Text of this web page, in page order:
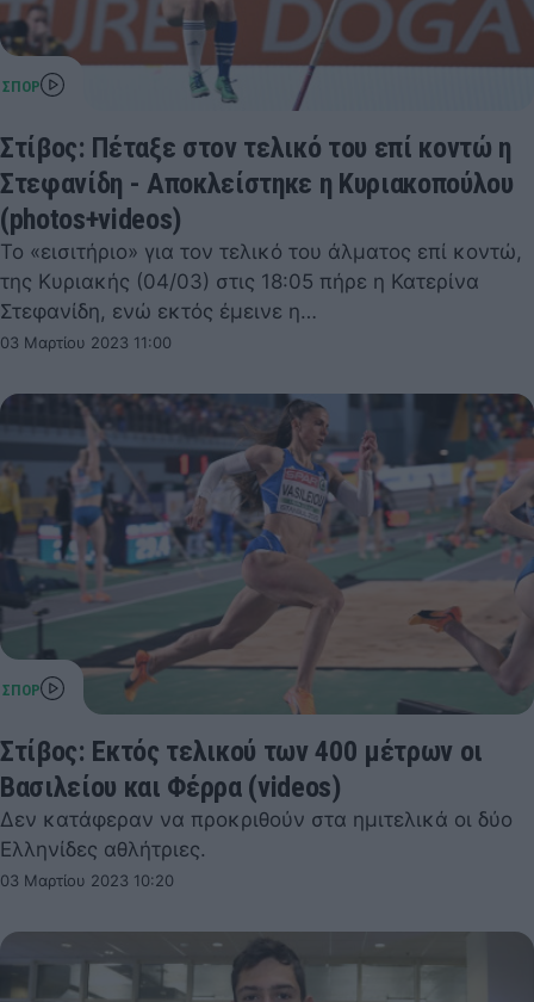
Στίβος: Πέταξε στον τελικό του επί κοντώ η
Στεφανίδη - Αποκλείστηκε η Κυριακοπούλου
(photos+videos)
Το «εισιτήριο» για τον τελικό του άλματος επί κοντώ,
της Κυριακής (04/03) στις 18:05 πήρε η Κατερίνα
Στεφανίδη, ενώ εκτός έμεινε η…
03 Μαρτίου 2023 11:00
Στίβος: Εκτός τελικού των 400 μέτρων οι
Βασιλείου και Φέρρα (videos)
Δεν κατάφεραν να προκριθούν στα ημιτελικά οι δύο
Ελληνίδες αθλήτριες.
03 Μαρτίου 2023 10:20